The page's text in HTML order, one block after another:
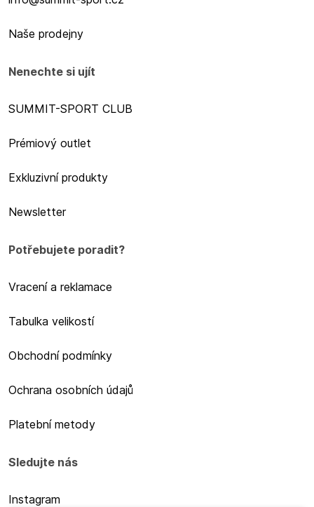
Naše prodejny
Nenechte si ujít
SUMMIT-SPORT CLUB
Prémiový outlet
Exkluzivní produkty
Newsletter
Potřebujete poradit?
Vracení a reklamace
Tabulka velikostí
Obchodní podmínky
Ochrana osobních údajů
Platební metody
Sledujte nás
Instagram